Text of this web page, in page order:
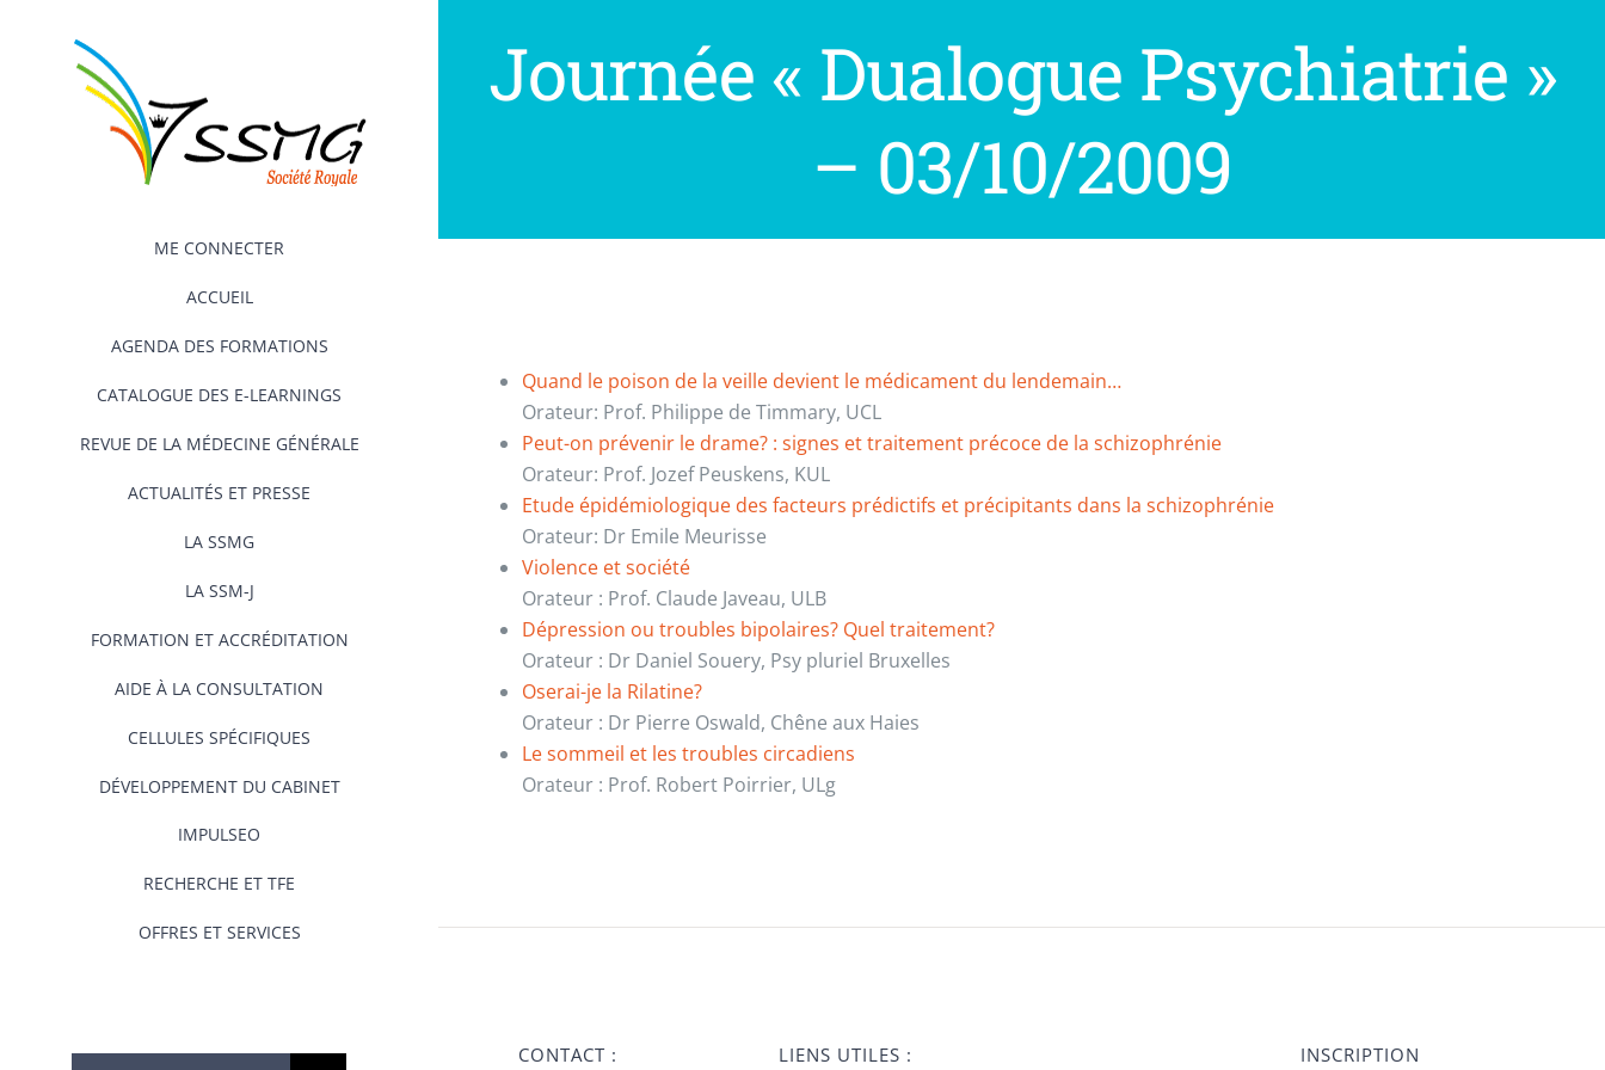
ME CONNECTER
ACCUEIL
AGENDA DES FORMATIONS
CATALOGUE DES E-LEARNINGS
REVUE DE LA MÉDECINE GÉNÉRALE
ACTUALITÉS ET PRESSE
LA SSMG
LA SSM-J
FORMATION ET ACCRÉDITATION
AIDE À LA CONSULTATION
CELLULES SPÉCIFIQUES
DÉVELOPPEMENT DU CABINET
IMPULSEO
RECHERCHE ET TFE
OFFRES ET SERVICES
Journée « Dualogue Psychiatrie »
– 03/10/2009
Quand le poison de la veille devient le médicament du lendemain…
Orateur: Prof. Philippe de Timmary, UCL
Peut-on prévenir le drame? : signes et traitement précoce de la schizophrénie
Orateur: Prof. Jozef Peuskens, KUL
Etude épidémiologique des facteurs prédictifs et précipitants dans la schizophrénie
Orateur: Dr Emile Meurisse
Violence et société
Orateur : Prof. Claude Javeau, ULB
Dépression ou troubles bipolaires? Quel traitement?
Orateur : Dr Daniel Souery, Psy pluriel Bruxelles
Oserai-je la Rilatine?
Orateur : Dr Pierre Oswald, Chêne aux Haies
Le sommeil et les troubles circadiens
Orateur : Prof. Robert Poirrier, ULg
CONTACT : LIENS UTILES :
INSCRIPTION